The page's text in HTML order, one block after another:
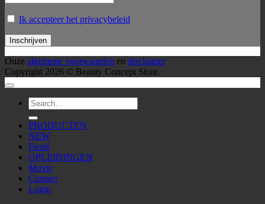
Ik accepteer het privacybeleid
Onze algemene voorwaarden en disclaimer
Copyright 2026 © Beauty Concept Store.
Zoeken
voor:
PRODUCTEN
NEW
Deals
OPLEIDINGEN
Movie
Contact
Login